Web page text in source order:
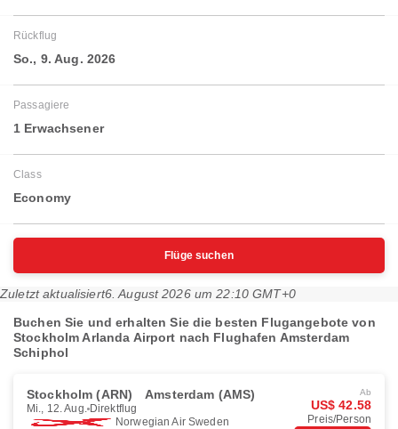
Rückflug
So., 9. Aug. 2026
Passagiere
1 Erwachsener
Class
Economy
Flüge suchen
Zuletzt aktualisiert6. August 2026 um 22:10 GMT+0
Buchen Sie und erhalten Sie die besten Flugangebote von
Stockholm Arlanda Airport nach Flughafen Amsterdam
Schiphol
Stockholm (ARN) Amsterdam (AMS)
Mi., 12. Aug. Direktflug
Norwegian Air Sweden
Ab
US$ 42.58
Preis/Person